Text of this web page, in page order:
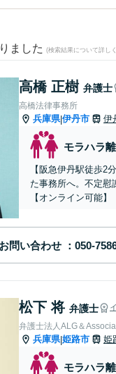
ました (検索結果について詳し
高橋 正樹 弁護士
高橋法律事務所
兵庫県|伊丹市 伊
モラハラ
【阪急伊丹駅徒歩2
た事務所へ。不定慰
【オンライン可能】
問い合わせ
松下 将 弁護士
弁護士法人ALG＆
兵庫県|姫路市 姫
モラハラ